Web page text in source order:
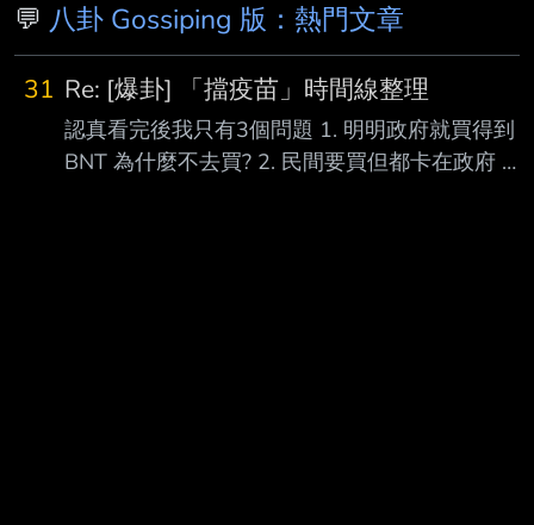
💬 八卦 Gossiping 版：熱門文章
31 Re: [爆卦] 「擋疫苗」時間線整理
認真看完後我只有3個問題 1. 明明政府就買得到
BNT 為什麼不去買? 2. 民間要買但都卡在政府 政